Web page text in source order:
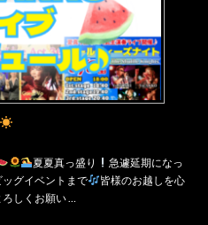
夏夏真っ盛り
急遽延期になっ
グイベントまで
皆様のお越しを心
ろしくお願い …